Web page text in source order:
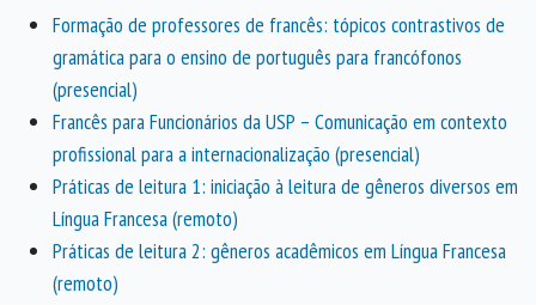
Formação de professores de francês: tópicos contrastivos de
gramática para o ensino de português para francófonos
(presencial)
Francês para Funcionários da USP – Comunicação em contexto
profissional para a internacionalização (presencial)
Práticas de leitura 1: iniciação à leitura de gêneros diversos em
Língua Francesa (remoto)
Práticas de leitura 2: gêneros acadêmicos em Língua Francesa
(remoto)